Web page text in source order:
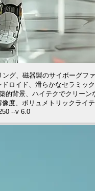
グ、磁器製のサイボーグフ
ロイド、滑らかなセラミッ
的背景、ハイテクでクリーン
度、ボリュメトリックライ
--v 6.0